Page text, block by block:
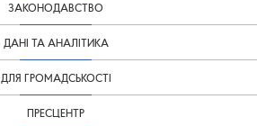
ЗАКОНОДАВСТВО
ДАНІ ТА АНАЛІТИКА
ДЛЯ ГРОМАДСЬКОСТІ
ПРЕСЦЕНТР